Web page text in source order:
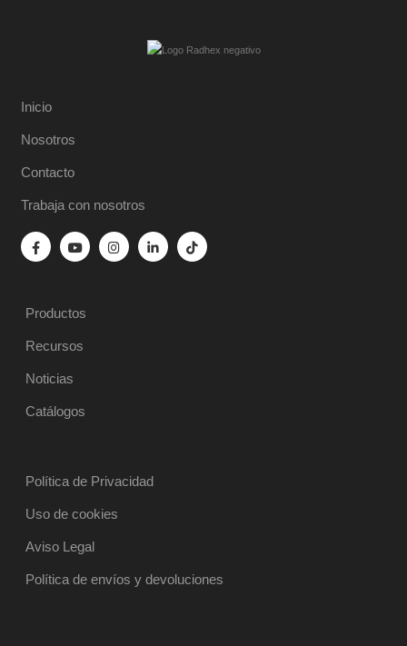
Inicio
Nosotros
Contacto
Trabaja con nosotros
Productos
Recursos
Noticias
Catálogos
Política de Privacidad
Uso de cookies
Aviso Legal
Política de envíos y devoluciones